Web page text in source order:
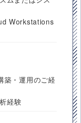
Workstations
築・運用のご経
経験